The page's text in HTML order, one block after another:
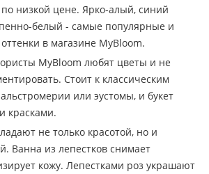
низкой цене. Ярко-алый, синий
белый - самые популярные и
в магазине MyBloom.
MyBloom любят цветы и не
Стоит к классическим
или эустомы, и букет
красками.
не только красотой, но и
Ванна из лепестков снимает
кожу. Лепестками роз украшают